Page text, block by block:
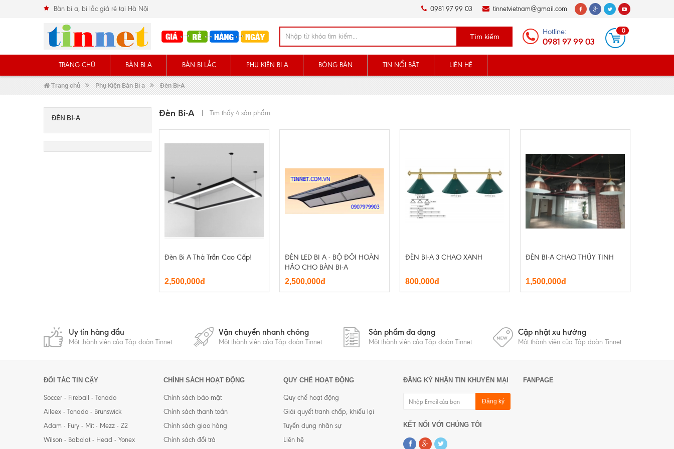
Bàn bi a, bi lắc giá rẻ tại Hà Nội 0981 97 99 03 tinnetvietnam@gmail.com
Tìm kiếm
Hotline:
0981 97 99 03
0
TRANG CHỦ BÀN BI A BÀN BI LẮC PHỤ KIỆN BI A BÓNG BÀN TIN NỔI BẬT LIÊN HỆ
Trang chủ Phụ Kiện Bàn Bi a Đèn Bi-A
ĐÈN BI-A Đèn Bi-A Tìm thấy 4 sản phẩm
Đèn Bi A Thả Trần Cao Cấp!
2,500,000đ
ĐÈN LED BI A - BỘ ĐÔI HOÀN
HẢO CHO BÀN BI-A
2,500,000đ
ĐÈN BI-A 3 CHAO XANH
800,000đ
ĐÈN BI-A CHAO THỦY TINH
1,500,000đ
Uy tín hàng đầu
Một thành viên của Tập đoàn Tinnet
Vận chuyển nhanh chóng
Một thành viên của Tập đoàn Tinnet
Sản phẩm đa dạng
Một thành viên của Tập đoàn Tinnet
Cập nhật xu hướng
Một thành viên của Tập đoàn Tinnet
ĐỐI TÁC TIN CẬY
Soccer - Fireball - Tonado
Aileex - Tonado - Brunswick
Adam - Fury - Mit - Mezz - Z2
Wilson - Babolat - Head - Yonex
CHÍNH SÁCH HOẠT ĐỘNG
Chính sách bảo mật
Chính sách thanh toán
Chính sách giao hàng
Chính sách đổi trả
QUY CHẾ HOẠT ĐỘNG
Quy chế hoạt động
Giải quyết tranh chấp, khiếu lại
Tuyển dụng nhân sự
Liên hệ
ĐĂNG KÝ NHẬN TIN KHUYẾN MẠI
Đăng ký
KẾT NỐI VỚI CHÚNG TÔI
FANPAGE